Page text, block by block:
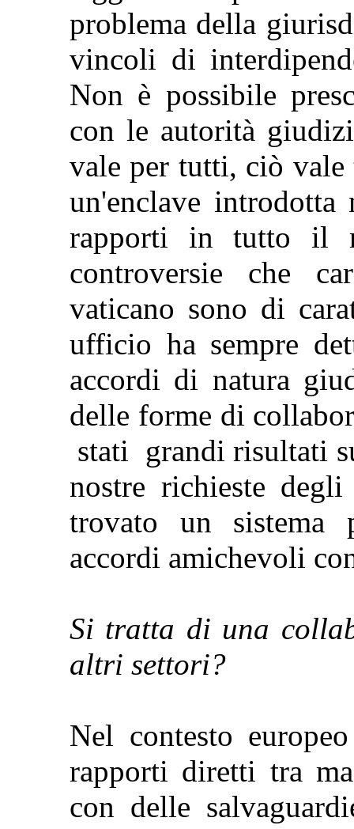
problema della
vincoli di
Non è possibile
con le autorità
vale per tutti, ciò
un'enclave
rapporti in tutto il
controversie che
vaticano sono di
ufficio ha sempre
accordi di natura
delle forme di
stati grandi risultati
nostre richieste
trovato un sistema
accordi amichevoli
Si tratta di una
altri settori?
Nel contesto
rapporti diretti tra
con delle